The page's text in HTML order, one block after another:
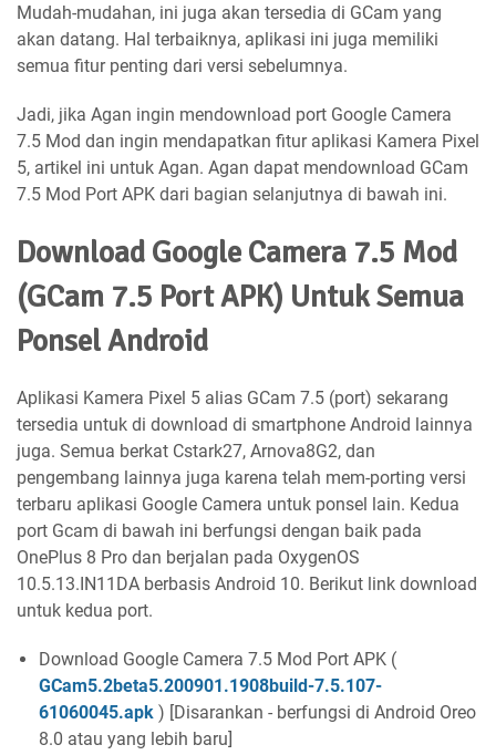
Mudah-mudahan, ini juga akan tersedia di GCam yang
akan datang. Hal terbaiknya, aplikasi ini juga memiliki
semua fitur penting dari versi sebelumnya.
Jadi, jika Agan ingin mendownload port Google Camera
7.5 Mod dan ingin mendapatkan fitur aplikasi Kamera Pixel
5, artikel ini untuk Agan. Agan dapat mendownload GCam
7.5 Mod Port APK dari bagian selanjutnya di bawah ini.
Download Google Camera 7.5 Mod
(GCam 7.5 Port APK) Untuk Semua
Ponsel Android
Aplikasi Kamera Pixel 5 alias GCam 7.5 (port) sekarang
tersedia untuk di download di smartphone Android lainnya
juga. Semua berkat Cstark27, Arnova8G2, dan
pengembang lainnya juga karena telah mem-porting versi
terbaru aplikasi Google Camera untuk ponsel lain. Kedua
port Gcam di bawah ini berfungsi dengan baik pada
OnePlus 8 Pro dan berjalan pada OxygenOS
10.5.13.IN11DA berbasis Android 10. Berikut link download
untuk kedua port.
Download Google Camera 7.5 Mod Port APK (
GCam5.2beta5.200901.1908build-7.5.107-
61060045.apk ) [Disarankan - berfungsi di Android Oreo
8.0 atau yang lebih baru]